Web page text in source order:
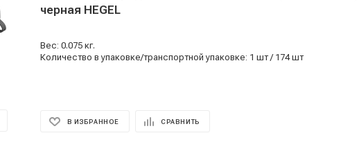
черная HEGEL
Вес: 0.075 кг.
Количество в упаковке/транспортной упаковке: 1 шт / 174 шт
В ИЗБРАННОЕ СРАВНИТЬ